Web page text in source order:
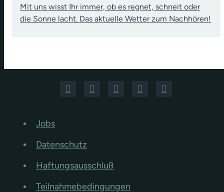
Mit uns wisst Ihr immer, ob es regnet, schneit oder
die Sonne lacht. Das aktuelle Wetter zum Nachhören!
Jobs
Datenschutz
Haftungsausschluß
Teilnahmebedingungen